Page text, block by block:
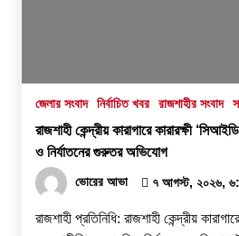
জেলার সংবাদ নির্বাচিত খবর রাজশাহীর সংবাদ
রাজশাহী কেন্দ্রীয় কারাগারে কারারক্ষী
ও নির্যাতনের গুরুতর অভিযোগ
ভোরের আভা ৭ আগস্ট, ২০২৬,
রাজশাহী প্রতিনিধি: রাজশাহী কেন্দ্রীয়